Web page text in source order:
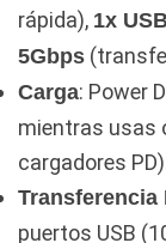
rápida), 1x
5Gbps
Carga: Power
mientras usas
cargadores
Transferencia
puertos USB